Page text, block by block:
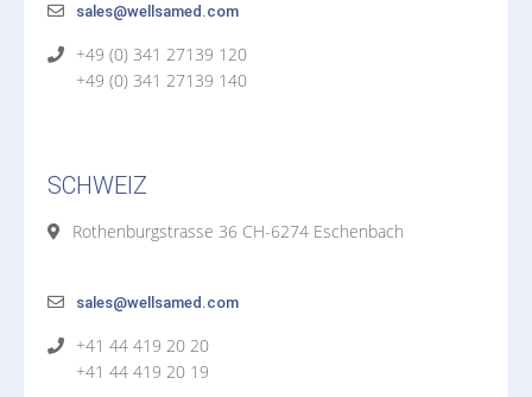
sales@wellsamed.com
+49 (0) 341 27139 120
+49 (0) 341 27139 140
SCHWEIZ
Rothenburgstrasse 36 CH-6274 Eschenbach
sales@wellsamed.com
+41 44 419 20 20
+41 44 419 20 19